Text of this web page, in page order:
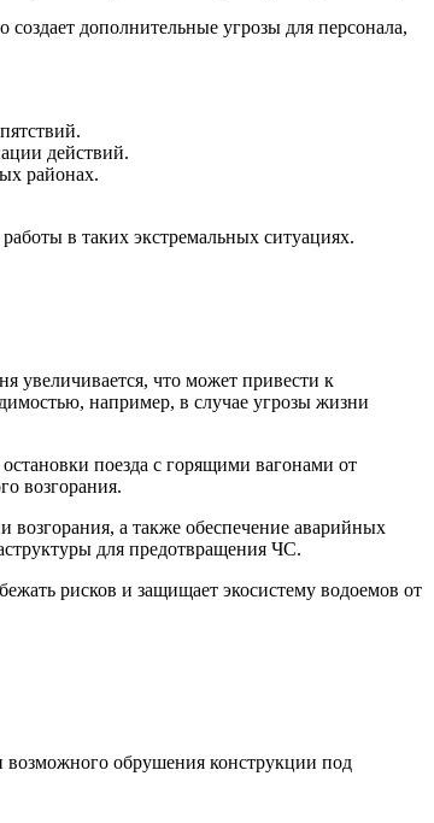
дополнительные угрозы для персонала,
действий.
районах.
в таких экстремальных ситуациях.
увеличивается, что может привести к
например, в случае угрозы жизни
поезда с горящими вагонами от
возгорания.
возгорания, а также обеспечение аварийных
для предотвращения ЧС.
рисков и защищает экосистему водоемов от
возможного обрушения конструкции под